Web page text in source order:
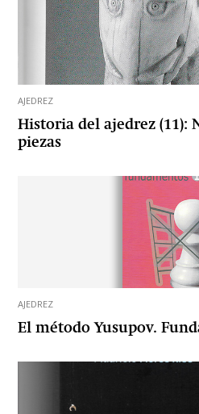
AJEDREZ
Historia del ajedrez (11):
piezas
AJEDREZ
El método Yusupov.